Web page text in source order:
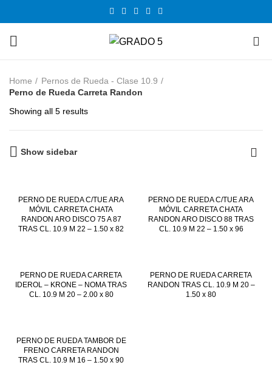
Home
Pernos de Rueda - Clase 10.9
Perno de Rueda Carreta Randon
Showing all 5 results
Show sidebar
PERNO DE RUEDA C/TUE ARA
MÓVIL CARRETA CHATA
RANDON ARO DISCO 75 A 87
TRAS CL. 10.9 M 22 – 1.50 x 82
PERNO DE RUEDA C/TUE ARA
MÓVIL CARRETA CHATA
RANDON ARO DISCO 88 TRAS
CL. 10.9 M 22 – 1.50 x 96
PERNO DE RUEDA CARRETA
IDEROL – KRONE – NOMA TRAS
CL. 10.9 M 20 – 2.00 x 80
PERNO DE RUEDA CARRETA
RANDON TRAS CL. 10.9 M 20 –
1.50 x 80
PERNO DE RUEDA TAMBOR DE
FRENO CARRETA RANDON
TRAS CL. 10.9 M 16 – 1.50 x 90